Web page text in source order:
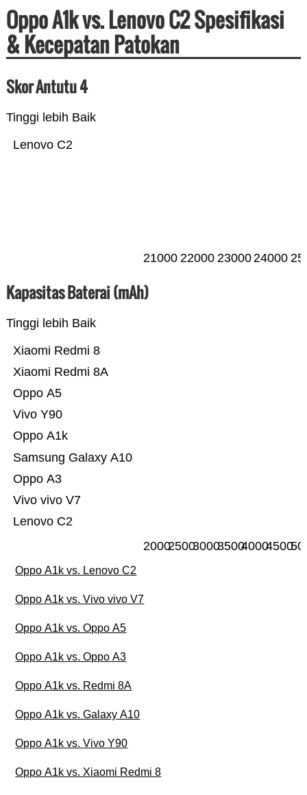
Oppo A1k vs. Lenovo C2 Spesifikasi
& Kecepatan Patokan
Skor Antutu 4
Tinggi lebih Baik
Lenovo C2
21000 22000 2300024000
Kapasitas Baterai (mAh)
Tinggi lebih Baik
Lenovo C2
Vivo vivo V7
Oppo A3
Samsung Galaxy A10
Oppo A1k
Vivo Y90
Oppo A5
Xiaomi Redmi 8A
Xiaomi Redmi 8
200025003000350040004500
Oppo A1k vs. Lenovo C2
Oppo A1k vs. Vivo vivo V7
Oppo A1k vs. Oppo A5
Oppo A1k vs. Oppo A3
Oppo A1k vs. Redmi 8A
Oppo A1k vs. Galaxy A10
Oppo A1k vs. Vivo Y90
Oppo A1k vs. Xiaomi Redmi 8